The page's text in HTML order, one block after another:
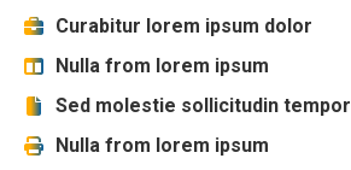
Curabitur lorem ipsum dolor
Nulla from lorem ipsum
Sed molestie sollicitudin tempor
Nulla from lorem ipsum